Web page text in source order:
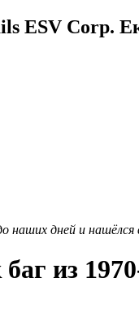
ESV Corp.
наших дней и нашёлся
из